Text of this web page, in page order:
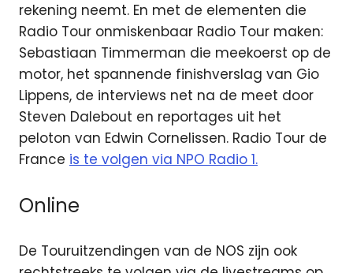
rekening neemt. En met de elementen die
Radio Tour onmiskenbaar Radio Tour maken:
Sebastiaan Timmerman die meekoerst op de
motor, het spannende finishverslag van Gio
Lippens, de interviews net na de meet door
Steven Dalebout en reportages uit het
peloton van Edwin Cornelissen. Radio Tour de
France is te volgen via NPO Radio 1.
Online
De Touruitzendingen van de NOS zijn ook